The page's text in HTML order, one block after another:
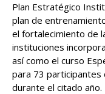
Plan Estratégico
plan de
el fortalecimiento de
instituciones
así como el curso
para 73 participantes
durante el citado año.